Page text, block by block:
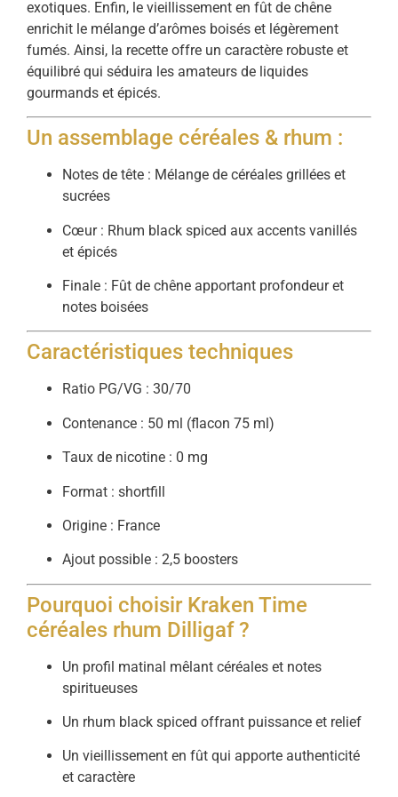
exotiques. Enfin, le vieillissement en fût de chêne
enrichit le mélange d’arômes boisés et légèrement
fumés. Ainsi, la recette offre un caractère robuste et
équilibré qui séduira les amateurs de liquides
gourmands et épicés.
Un assemblage céréales & rhum :
Notes de tête : Mélange de céréales grillées et
sucrées
Cœur : Rhum black spiced aux accents vanillés
et épicés
Finale : Fût de chêne apportant profondeur et
notes boisées
Caractéristiques techniques
Ratio PG/VG : 30/70
Contenance : 50 ml (flacon 75 ml)
Taux de nicotine : 0 mg
Format : shortfill
Origine : France
Ajout possible : 2,5 boosters
Pourquoi choisir Kraken Time
céréales rhum Dilligaf ?
Un profil matinal mêlant céréales et notes
spiritueuses
Un rhum black spiced offrant puissance et relief
Un vieillissement en fût qui apporte authenticité
et caractère